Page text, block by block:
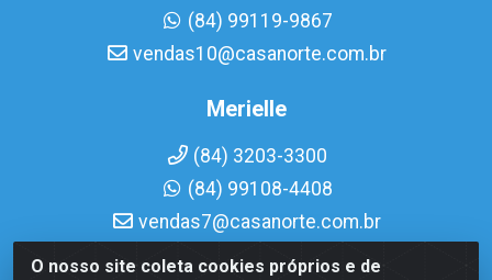
O nosso site coleta cookies próprios e de
(84) 99119-9867
vendas10@casanorte.com.br
Merielle
(84) 3203-3300
(84) 99108-4408
vendas7@casanorte.com.br